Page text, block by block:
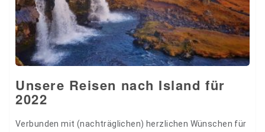
Unsere Reisen nach Island für
2022
Verbunden mit (nachträglichen) herzlichen Wünschen für